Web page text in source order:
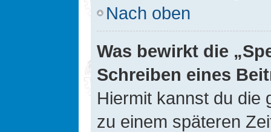
Nach oben
Was bewirkt die
Schreiben eines
Hiermit kannst du die
zu einem späteren